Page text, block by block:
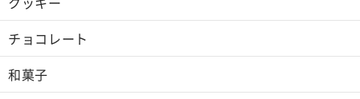
チョコレート
和菓子